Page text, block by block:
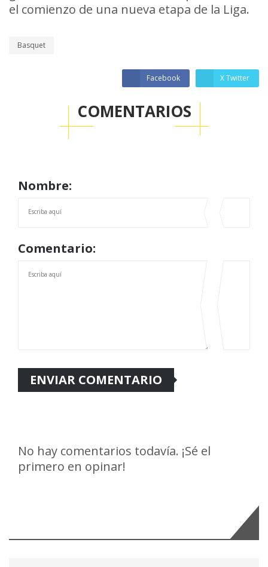
el comienzo de una nueva etapa de la Liga.
Basquet
Facebook X Twitter
COMENTARIOS
Nombre:
Comentario:
No hay comentarios todavía. ¡Sé el
primero en opinar!